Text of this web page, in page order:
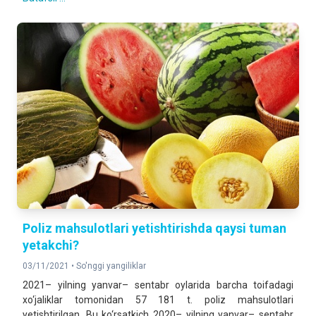
Poliz mahsulotlari yetishtirishda qaysi tuman
yetakchi?
03/11/2021 • So'nggi yangiliklar
2021– yilning yanvar– sentabr oylarida barcha toifadagi
xo‘jaliklar tomonidan 57 181 t. poliz mahsulotlari